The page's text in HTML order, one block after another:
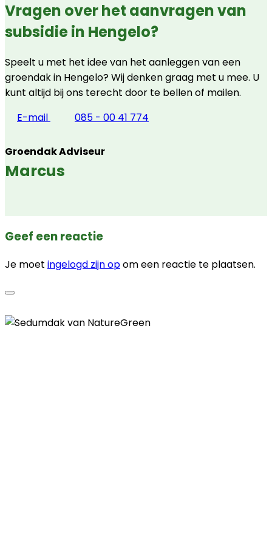
Vragen over het aanvragen van
subsidie in Hengelo?
Speelt u met het idee van het aanleggen van een
groendak in Hengelo? Wij denken graag met u mee. U
kunt altijd bij ons terecht door te bellen of mailen.
E-mail
085 - 00 41 774
Groendak Adviseur
Marcus
Geef een reactie
Je moet ingelogd zijn opom een reactie te plaatsen.